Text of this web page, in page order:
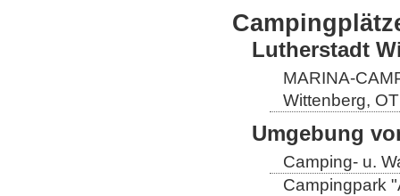
Lutherstadt
MARINA-
Wittenberg,
Umgebung
Camping- u.
Campingpark